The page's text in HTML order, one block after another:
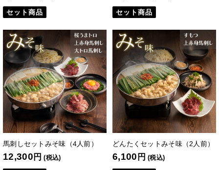
セット商品 セット商品
馬刺しセットみそ味（4人前）
12,300 円 (税込)
どんたくセットみそ味（2人前）
6,100 円 (税込)